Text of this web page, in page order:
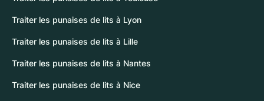
Traiter les punaises de lits à Lyon
Traiter les punaises de lits à Lille
Traiter les punaises de lits à Nantes
Traiter les punaises de lits à Nice